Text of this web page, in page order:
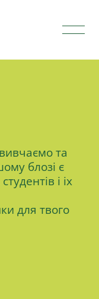
та
блозі є
і іх
для твого